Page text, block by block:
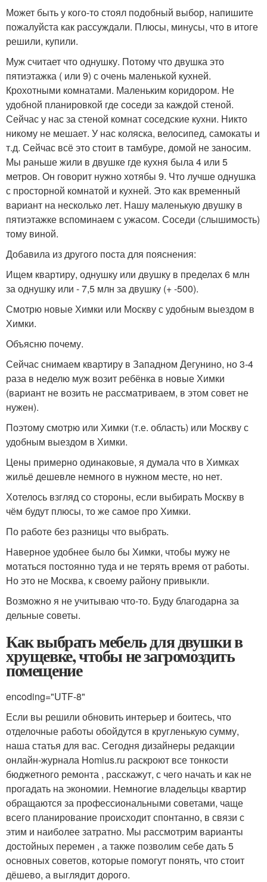
Может быть у кого-то стоял подобный выбор, напишите
пожалуйста как рассуждали. Плюсы, минусы, что в итоге
решили, купили.
Муж считает что однушку. Потому что двушка это
пятиэтажка ( или 9) с очень маленькой кухней.
Крохотными комнатами. Маленьким коридором. Не
удобной планировкой где соседи за каждой стеной.
Сейчас у нас за стеной комнат соседские кухни. Никто
никому не мешает. У нас коляска, велосипед, самокаты и
т.д. Сейчас всё это стоит в тамбуре, домой не заносим.
Мы раньше жили в двушке где кухня была 4 или 5
метров. Он говорит нужно хотябы 9. Что лучше однушка
с просторной комнатой и кухней. Это как временный
вариант на несколько лет. Нашу маленькую двушку в
пятиэтажке вспоминаем с ужасом. Соседи (слышимость)
тому виной.
Добавила из другого поста для пояснения:
Ищем квартиру, однушку или двушку в пределах 6 млн
за однушку или - 7,5 млн за двушку (+ -500).
Смотрю новые Химки или Москву с удобным выездом в
Химки.
Объясню почему.
Сейчас снимаем квартиру в Западном Дегунино, но 3-4
раза в неделю муж возит ребёнка в новые Химки
(вариант не возить не рассматриваем, в этом совет не
нужен).
Поэтому смотрю или Химки (т.е. область) или Москву с
удобным выездом в Химки.
Цены примерно одинаковые, я думала что в Химках
жильё дешевле немного в нужном месте, но нет.
Хотелось взгляд со стороны, если выбирать Москву в
чём будут плюсы, то же самое про Химки.
По работе без разницы что выбрать.
Наверное удобнее было бы Химки, чтобы мужу не
мотаться постоянно туда и не терять время от работы.
Но это не Москва, к своему району привыкли.
Возможно я не учитываю что-то. Буду благодарна за
дельные советы.
Как выбрать мебель для двушки в
хрущевке, чтобы не загромоздить
помещение
encoding="UTF-8"
Если вы решили обновить интерьер и боитесь, что
отделочные работы обойдутся в кругленькую сумму,
наша статья для вас. Сегодня дизайнеры редакции
онлайн-журнала Homius.ru раскроют все тонкости
бюджетного ремонта , расскажут, с чего начать и как не
прогадать на экономии. Немногие владельцы квартир
обращаются за профессиональными советами, чаще
всего планирование происходит спонтанно, в связи с
этим и наиболее затратно. Мы рассмотрим варианты
достойных перемен , а также позволим себе дать 5
основных советов, которые помогут понять, что стоит
дёшево, а выглядит дорого.